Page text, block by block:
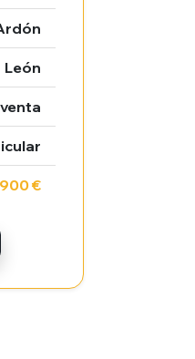
León
venta
€